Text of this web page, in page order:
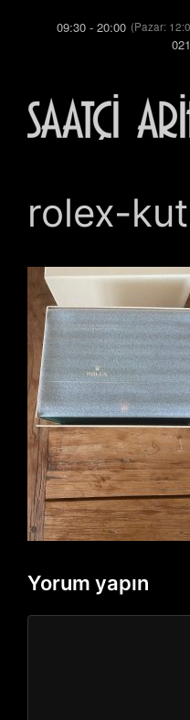
09:30 - 20:00 (Pazar:
rolex-
Yorum yapın